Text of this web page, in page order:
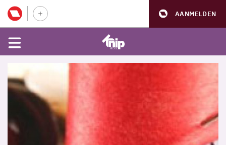
AANMELDEN